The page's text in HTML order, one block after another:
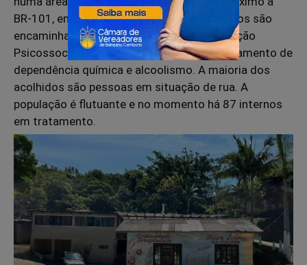
BR-101, em Balneário Camboriú. Os acolhidos são
encaminhados por meio do Centro de Atenção
Psicossocial (CAPS) do município para tratamento de
dependência química e alcoolismo. A maioria dos
acolhidos são pessoas em situação de rua. A
população é flutuante e no momento há 87 internos
em tratamento.